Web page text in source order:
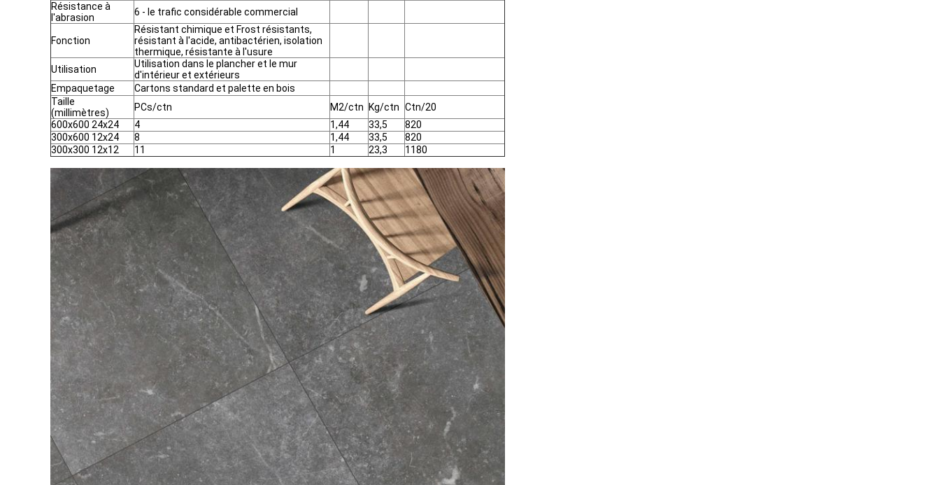
Résistance à
l'abrasion
6 - le trafic considérable commercial
Fonction
Résistant chimique et Frost résistants,
résistant à l'acide, antibactérien, isolation
thermique, résistante à l'usure
Utilisation
Utilisation dans le plancher et le mur
d'intérieur et extérieurs
Empaquetage
Cartons standard et palette en bois
Taille
(millimètres)
PCs/ctn M2/ctn Kg/ctn Ctn/20
600x600 24x24
4 1,44 33,5
820
300x600 12x24
8 1,44 33,5
820
300x300 12x12
11 1 23,3 1180